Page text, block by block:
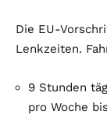
Die EU-
Lenkzeiten.
9 Stunden
pro Woche